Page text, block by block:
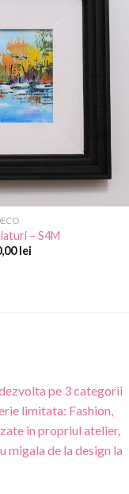
Add to
– S4M
lei
pe 3 categorii
limitata: Fashion,
in propriul atelier,
migala de la design la